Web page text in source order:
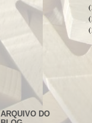
ARQUIVO DO